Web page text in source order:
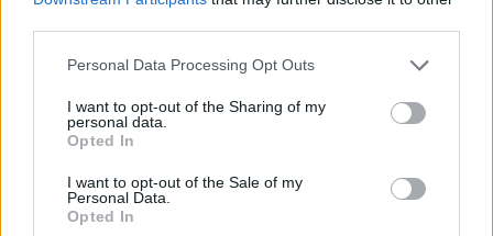
Personal Data Processing Opt Outs
I want to opt-out of the Sharing of my
personal data.
Opted In
I want to opt-out of the Sale of my
Personal Data.
Opted In
lepšie zakamuflovali. Je totiž vidieť, ako sa ľudia v
pozadí pozerajú priamo do objektívu kamery a vďaka
tomu okamžite odhalia, že ide o podvod.
výsledkom, keďže v niektorých okamihoch boli
okoloidúci pripravení napadnúť aj samotných “únoscov”.